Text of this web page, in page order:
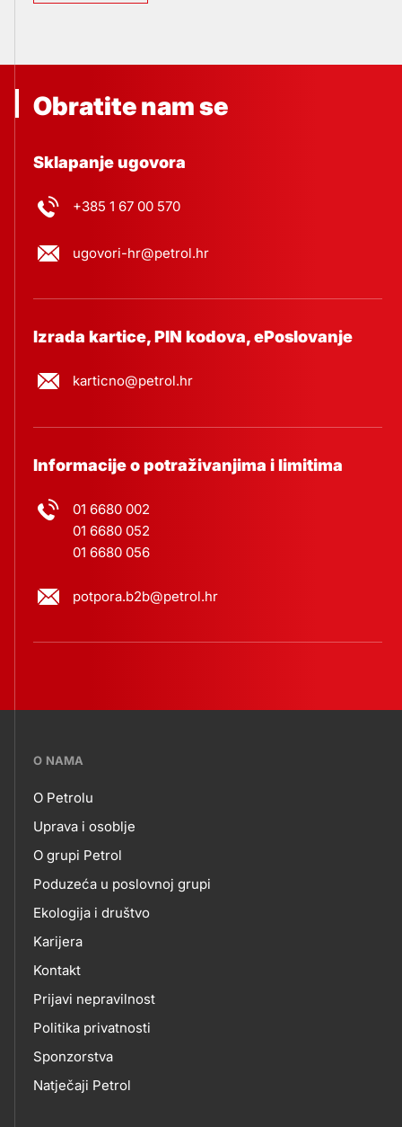
Obratite nam se
Sklapanje ugovora
+385 1 67 00 570
ugovori-hr@petrol.hr
Izrada kartice, PIN kodova, ePoslovanje
karticno@petrol.hr
Informacije o potraživanjima i limitima
01 6680 002
01 6680 052
01 6680 056
potpora.b2b@petrol.hr
???
skupno.footer-
title???
O NAMA
O
NAMA
O Petrolu
Uprava i osoblje
O grupi Petrol
Poduzeća u poslovnoj grupi
Ekologija i društvo
Karijera
Kontakt
Prijavi nepravilnost
Politika privatnosti
Sponzorstva
Natječaji Petrol